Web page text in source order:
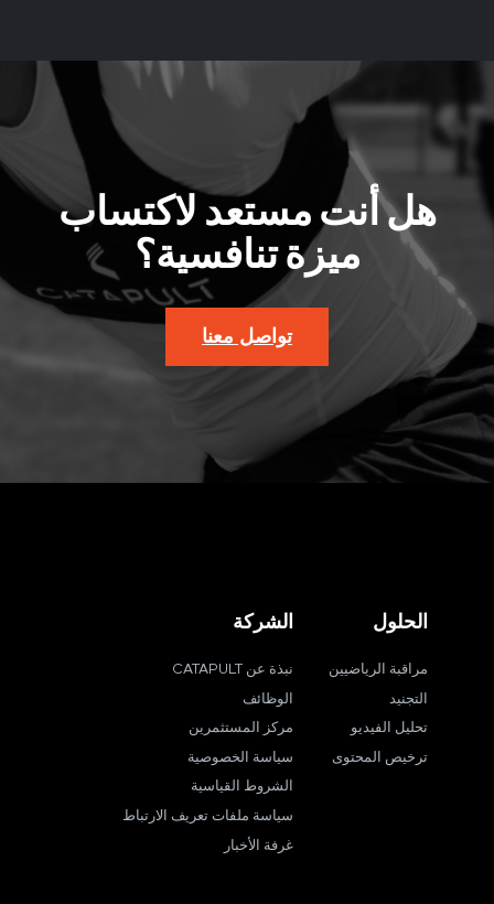
هل أنت مستعد لاكتساب
ميزة تنافسية؟
تواصل معنا
الحلول
مراقبة الرياضيين
التجنيد
تحليل الفيديو
ترخيص المحتوى
الشركة
نبذة عن CATAPULT
الوظائف
مركز المستثمرين
سياسة الخصوصية
الشروط القياسية
سياسة ملفات تعريف الارتباط
غرفة الأخبار